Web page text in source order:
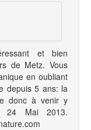
et bien
de Metz. Vous
en oubliant
depuis 5 ans: la
donc à venir y
24 Mai 2013.